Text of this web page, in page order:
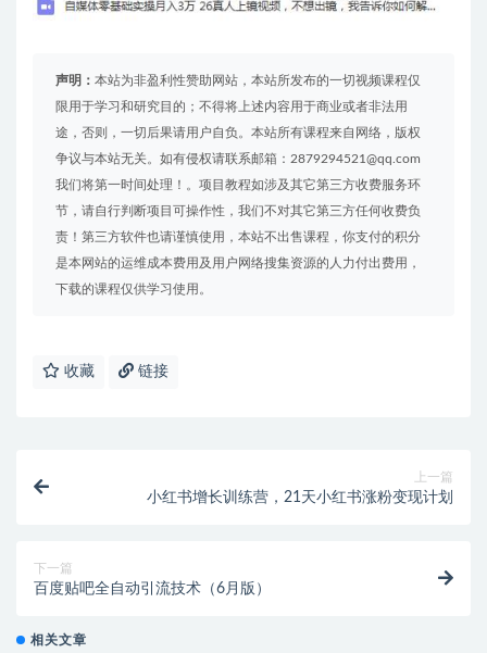
声明： 本站为非盈利性赞助网站，本站所发布的一切视频课程仅
限用于学习和研究目的；不得将上述内容用于商业或者非法用
途，否则，一切后果请用户自负。本站所有课程来自网络，版权
争议与本站无关。如有侵权请联系邮箱：2879294521@qq.com
我们将第一时间处理！。项目教程如涉及其它第三方收费服务环
节，请自行判断项目可操作性，我们不对其它第三方任何收费负
责！第三方软件也请谨慎使用，本站不出售课程，你支付的积分
是本网站的运维成本费用及用户网络搜集资源的人力付出费用，
下载的课程仅供学习使用。
收藏 链接
上一篇
小红书增长训练营，21天小红书涨粉变现计划
下一篇
百度贴吧全自动引流技术（6月版）
相关文章